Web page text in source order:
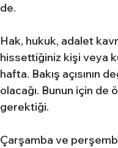
de.
Hak, hukuk, adalet
hissettiğiniz kişi veya
hafta. Bakış açısının
olacağı. Bunun için de
gerektiği.
Çarşamba ve